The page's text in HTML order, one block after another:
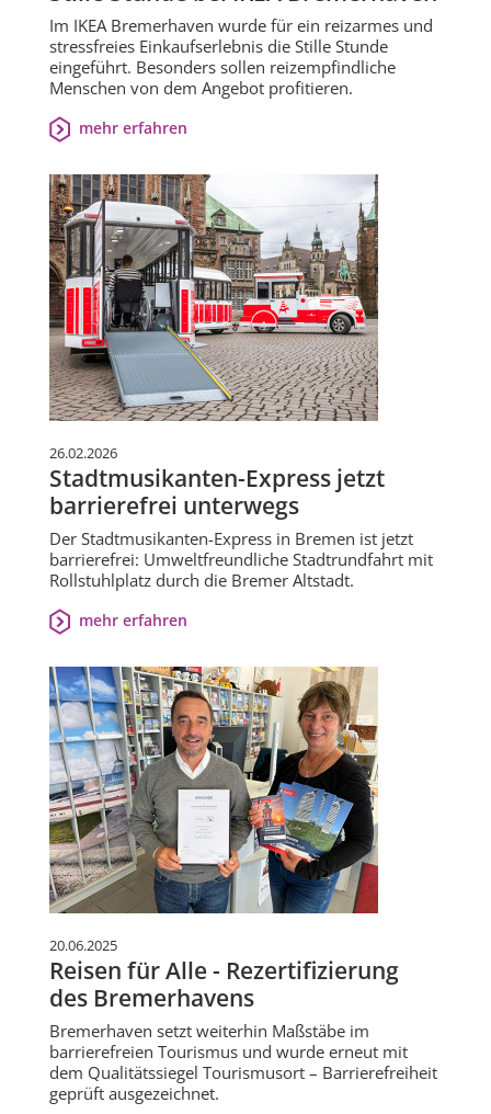
Im IKEA Bremerhaven wurde für ein reizarmes und
stressfreies Einkaufserlebnis die Stille Stunde
eingeführt. Besonders sollen reizempfindliche
Menschen von dem Angebot profitieren.
mehr erfahren
26.02.2026
Stadtmusikanten-Express jetzt
barrierefrei unterwegs
Der Stadtmusikanten-Express in Bremen ist jetzt
barrierefrei: Umweltfreundliche Stadtrundfahrt mit
Rollstuhlplatz durch die Bremer Altstadt.
mehr erfahren
20.06.2025
Reisen für Alle - Rezertifizierung
des Bremerhavens
Bremerhaven setzt weiterhin Maßstäbe im
barrierefreien Tourismus und wurde erneut mit
dem Qualitätssiegel Tourismusort – Barrierefreiheit
geprüft ausgezeichnet.